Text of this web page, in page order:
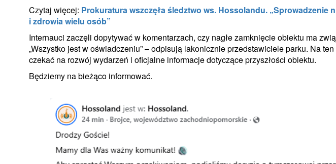
Czytaj więcej: Prokuratura wszczęła śledztwo ws. Hossolandu. „Sprowadzenie
i zdrowia wielu osób”
Internauci zaczęli dopytywać w komentarzach, czy nagłe zamknięcie obiektu ma
„Wszystko jest w oświadczeniu” – odpisują lakonicznie przedstawiciele parku. Na
czekać na rozwój wydarzeń i oficjalne informacje dotyczące przyszłości obiektu.
Będziemy na bieżąco informować.